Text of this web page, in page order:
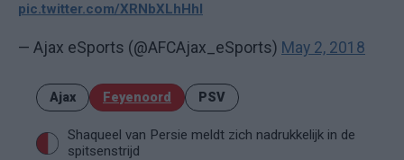
pic.twitter.com/XRNbXLhHhI
— Ajax eSports (@AFCAjax_eSports) May 2, 2018
Ajax Feyenoord PSV
Shaqueel van Persie meldt zich nadrukkelijk in de
spitsenstrijd